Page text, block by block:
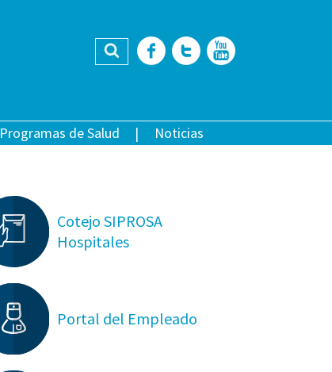
Buscar Facebook
Twitter
Programas de Salud Noticias
Cotejo SIPROSA
Hospitales
Portal del Empleado